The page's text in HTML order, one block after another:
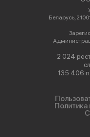
Беларусь,
2 024
135 406
Политика